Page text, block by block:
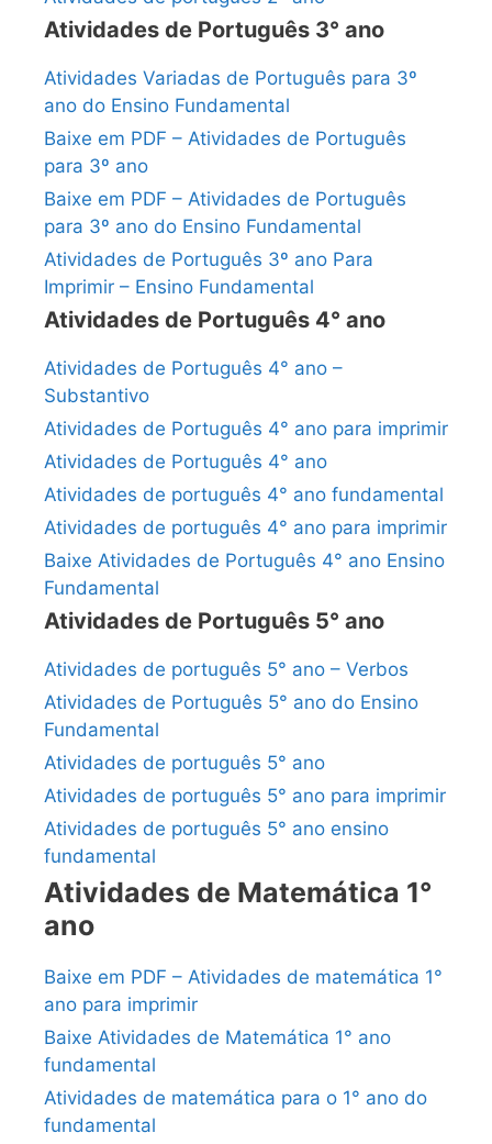
Atividades de Português 3° ano
Atividades Variadas de Português para 3º
ano do Ensino Fundamental
Baixe em PDF – Atividades de Português
para 3º ano
Baixe em PDF – Atividades de Português
para 3º ano do Ensino Fundamental
Atividades de Português 3º ano Para
Imprimir – Ensino Fundamental
Atividades de Português 4° ano
Atividades de Português 4° ano –
Substantivo
Atividades de Português 4° ano para imprimir
Atividades de Português 4° ano
Atividades de português 4° ano fundamental
Atividades de português 4° ano para imprimir
Baixe Atividades de Português 4° ano Ensino
Fundamental
Atividades de Português 5° ano
Atividades de português 5° ano – Verbos
Atividades de Português 5° ano do Ensino
Fundamental
Atividades de português 5° ano
Atividades de português 5° ano para imprimir
Atividades de português 5° ano ensino
fundamental
Atividades de Matemática 1°
ano
Baixe em PDF – Atividades de matemática 1°
ano para imprimir
Baixe Atividades de Matemática 1° ano
fundamental
Atividades de matemática para o 1° ano do
fundamental